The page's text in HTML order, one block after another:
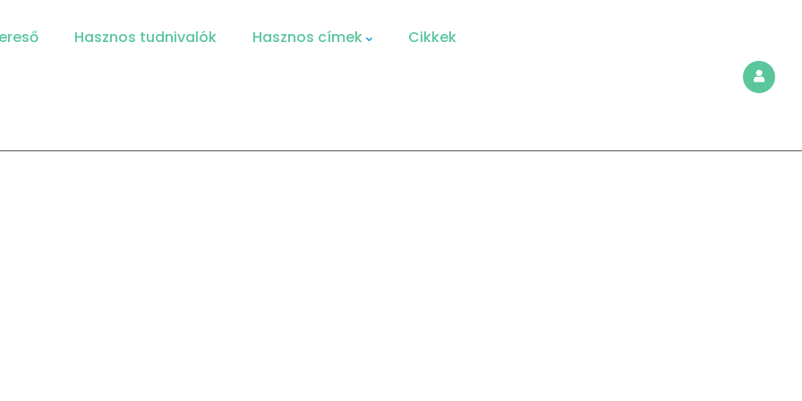
Hasznos tudnivalók Hasznos címek Cikkek